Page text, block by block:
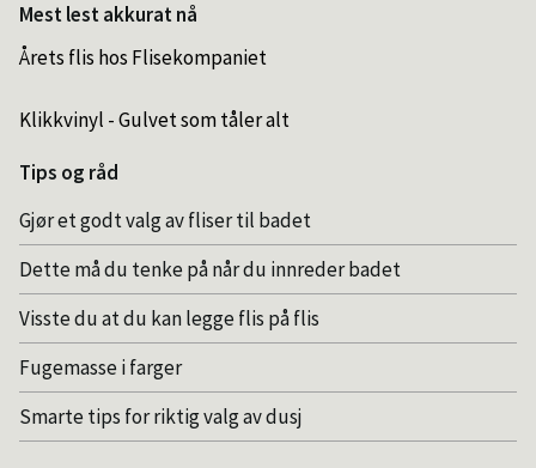
Mest lest akkurat nå
Årets flis hos Flisekompaniet
Klikkvinyl - Gulvet som tåler alt
Tips og råd
Gjør et godt valg av fliser til badet
Dette må du tenke på når du innreder badet
Visste du at du kan legge flis på flis
Fugemasse i farger
Smarte tips for riktig valg av dusj